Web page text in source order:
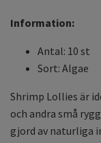
Information:
Antal: 10 st
Sort: Algae
Shrimp Lollies är
och andra små
gjord av naturliga